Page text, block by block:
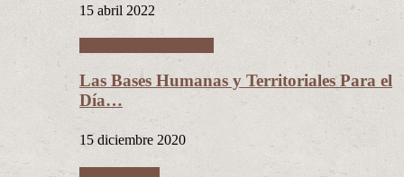
15 abril 2022
Las Bases Humanas y Territoriales Para el
Día…
15 diciembre 2020